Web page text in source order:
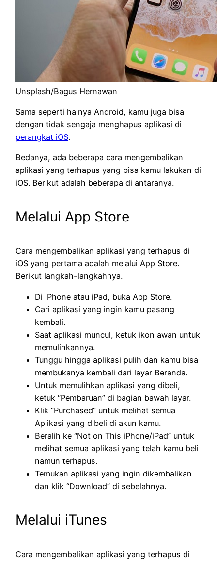
Unsplash/Bagus Hernawan
Sama seperti halnya Android, kamu juga bisa
dengan tidak sengaja menghapus aplikasi di
perangkat iOS.
Bedanya, ada beberapa cara mengembalikan
aplikasi yang terhapus yang bisa kamu lakukan di
iOS. Berikut adalah beberapa di antaranya.
Melalui App Store
Cara mengembalikan aplikasi yang terhapus di
iOS yang pertama adalah melalui App Store.
Berikut langkah-langkahnya.
Di iPhone atau iPad, buka App Store.
Cari aplikasi yang ingin kamu pasang
kembali.
Saat aplikasi muncul, ketuk ikon awan untuk
memulihkannya.
Tunggu hingga aplikasi pulih dan kamu bisa
membukanya kembali dari layar Beranda.
Untuk memulihkan aplikasi yang dibeli,
ketuk “Pembaruan” di bagian bawah layar.
Klik “Purchased” untuk melihat semua
Aplikasi yang dibeli di akun kamu.
Beralih ke “Not on This iPhone/iPad” untuk
melihat semua aplikasi yang telah kamu beli
namun terhapus.
Temukan aplikasi yang ingin dikembalikan
dan klik “Download” di sebelahnya.
Melalui iTunes
Cara mengembalikan aplikasi yang terhapus di